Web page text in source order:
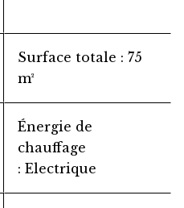
Surface totale
75
m²
Énergie de
chauffage
Electrique